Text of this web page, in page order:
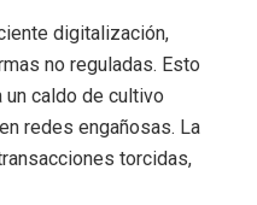
digitalización,
no reguladas. Esto
caldo de cultivo
redes engañosas. La
torcidas,